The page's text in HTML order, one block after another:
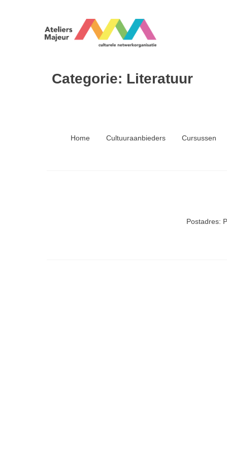
Categorie: Literatuur
Home Cultuuraanbieders Cursussen
Postadres: